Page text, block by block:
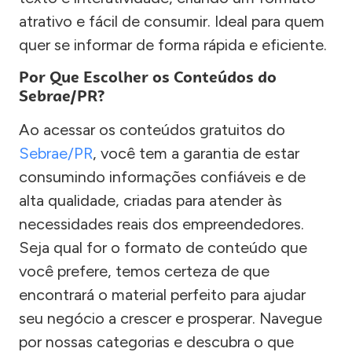
atrativo e fácil de consumir. Ideal para quem
quer se informar de forma rápida e eficiente.
Por Que Escolher os Conteúdos do
Sebrae/PR?
Ao acessar os conteúdos gratuitos do
Sebrae/PR, você tem a garantia de estar
consumindo informações confiáveis e de
alta qualidade, criadas para atender às
necessidades reais dos empreendedores.
Seja qual for o formato de conteúdo que
você prefere, temos certeza de que
encontrará o material perfeito para ajudar
seu negócio a crescer e prosperar. Navegue
por nossas categorias e descubra o que